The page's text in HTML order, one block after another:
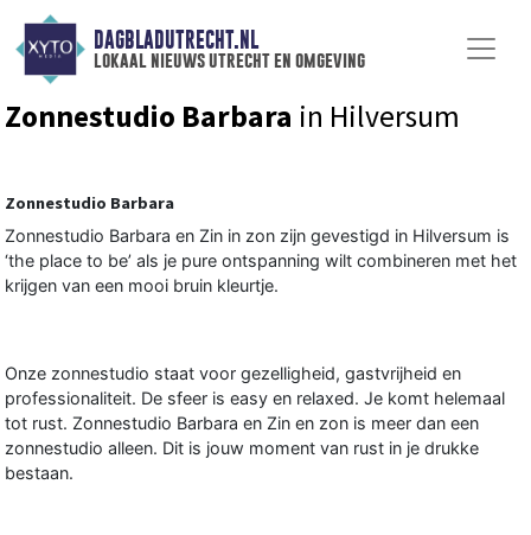
DAGBLADUTRECHT.NL
lokaal nieuws utrecht en omgeving
Zonnestudio Barbara in Hilversum
Zonnestudio Barbara
Zonnestudio Barbara en Zin in zon zijn gevestigd in Hilversum is
‘the place to be’ als je pure ontspanning wilt combineren met het
krijgen van een mooi bruin kleurtje.
Onze zonnestudio staat voor gezelligheid, gastvrijheid en
professionaliteit. De sfeer is easy en relaxed. Je komt helemaal
tot rust. Zonnestudio Barbara en Zin en zon is meer dan een
zonnestudio alleen. Dit is jouw moment van rust in je drukke
bestaan.